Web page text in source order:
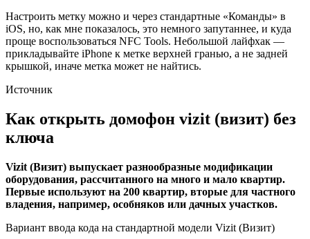
Настроить метку можно и через стандартные «Команды» в
iOS, но, как мне показалось, это немного запутаннее, и куда
проще воспользоваться NFC Tools. Небольшой лайфхак —
прикладывайте iPhone к метке верхней гранью, а не задней
крышкой, иначе метка может не найтись.
Источник
Как открыть домофон vizit (визит) без
ключа
Vizit (Визит) выпускает разнообразные модификации
оборудования, рассчитанного на много и мало квартир.
Первые используют на 200 квартир, вторые для частного
владения, например, особняков или дачных участков.
Вариант ввода кода на стандартной модели Vizit (Визит)